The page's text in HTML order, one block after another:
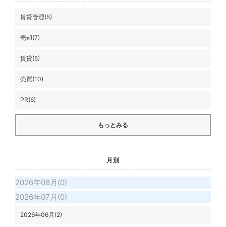
賃貸管理(5)
売却(7)
賃貸(5)
売買(10)
PR(6)
もっとみる
月別
2026年08月(0)
2026年07月(0)
2026年06月(2)